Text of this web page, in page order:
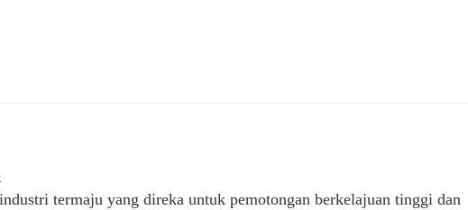
Kawalan Sisa: Pemotongan tepat
termaju yang direka untuk pemotongan berkelajuan tinggi dan